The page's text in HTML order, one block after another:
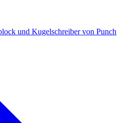
und Kugelschreiber von Punch